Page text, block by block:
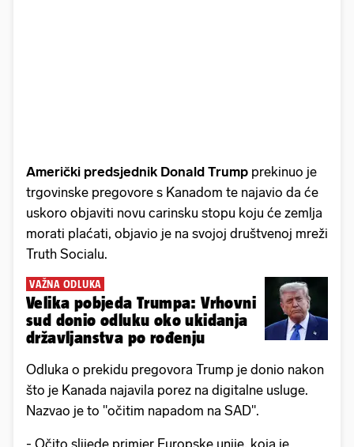
Američki predsjednik Donald Trump prekinuo je
trgovinske pregovore s Kanadom te najavio da će
uskoro objaviti novu carinsku stopu koju će zemlja
morati plaćati, objavio je na svojoj društvenoj mreži
Truth Socialu.
VAŽNA ODLUKA
Velika pobjeda Trumpa: Vrhovni
sud donio odluku oko ukidanja
državljanstva po rođenju
Odluka o prekidu pregovora Trump je donio nakon
što je Kanada najavila porez na digitalne usluge.
Nazvao je to "očitim napadom na SAD".